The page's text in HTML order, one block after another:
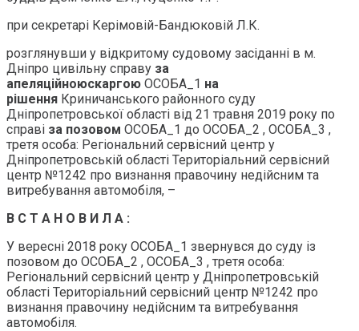
при секретарі Керімовій-Бандюковій Л.К.
розглянувши у відкритому судовому засіданні в м.
Дніпро цивільну справу за
апеляційноюскаргою ОСОБА_1 на
рішення Криничанського районного суду
Дніпропетровської області від 21 травня 2019 року по
справі за позовом ОСОБА_1 до ОСОБА_2 , ОСОБА_3 ,
третя особа: Регіональний сервісний центр у
Дніпропетровській області Територіальний сервісний
центр №1242 про визнання правочину недійсним та
витребування автомобіля, –
В С Т А Н О В И Л А :
У вересні 2018 року ОСОБА_1 звернувся до суду із
позовом до ОСОБА_2 , ОСОБА_3 , третя особа:
Регіональний сервісний центр у Дніпропетровській
області Територіальний сервісний центр №1242 про
визнання правочину недійсним та витребування
автомобіля.